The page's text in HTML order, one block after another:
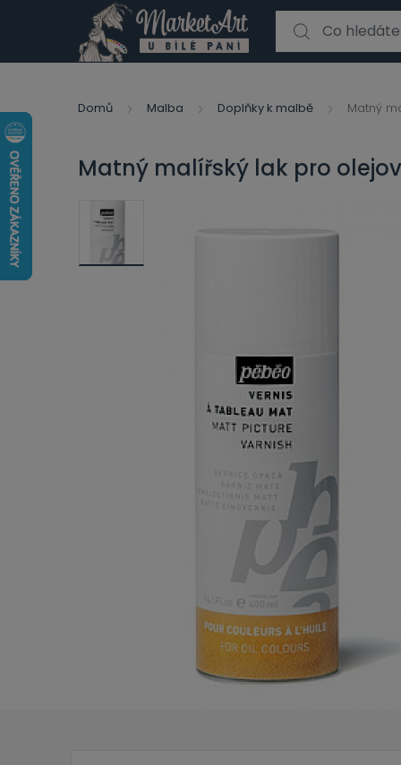
Search for:
Domů Malba Doplňky k malbě Matný
Matný malířský lak pro